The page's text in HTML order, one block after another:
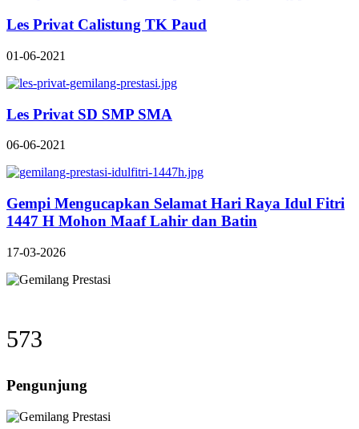
Les Privat Calistung TK Paud
01-06-2021
Les Privat SD SMP SMA
06-06-2021
Gempi Mengucapkan Selamat Hari Raya Idul Fitri
1447 H Mohon Maaf Lahir dan Batin
17-03-2026
573
Pengunjung